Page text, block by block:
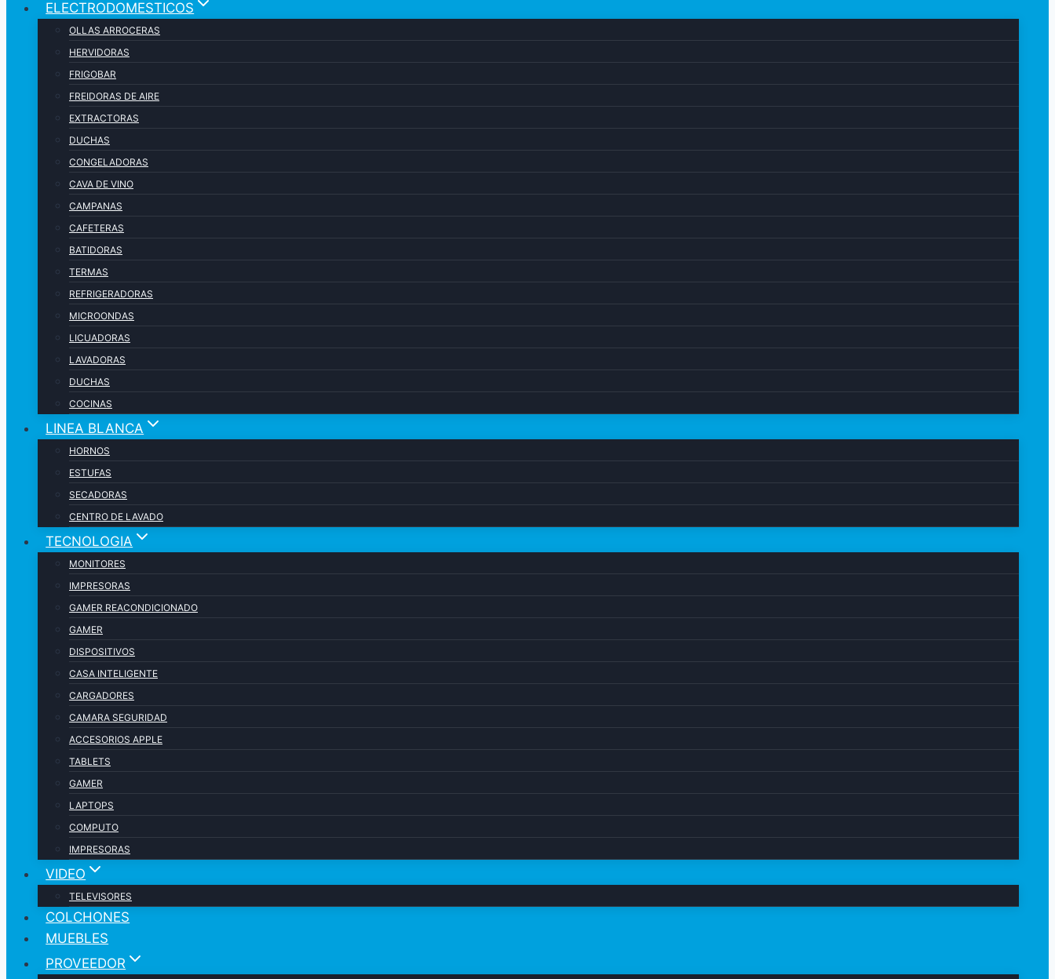
ELECTRODOMESTICOS
OLLAS ARROCERAS
HERVIDORAS
FRIGOBAR
FREIDORAS DE AIRE
EXTRACTORAS
DUCHAS
CONGELADORAS
CAVA DE VINO
CAMPANAS
CAFETERAS
BATIDORAS
TERMAS
REFRIGERADORAS
MICROONDAS
LICUADORAS
LAVADORAS
DUCHAS
COCINAS
LINEA BLANCA
HORNOS
ESTUFAS
SECADORAS
CENTRO DE LAVADO
TECNOLOGIA
MONITORES
IMPRESORAS
GAMER REACONDICIONADO
GAMER
DISPOSITIVOS
CASA INTELIGENTE
CARGADORES
CAMARA SEGURIDAD
ACCESORIOS APPLE
TABLETS
GAMER
LAPTOPS
COMPUTO
IMPRESORAS
VIDEO
TELEVISORES
COLCHONES
MUEBLES
PROVEEDOR